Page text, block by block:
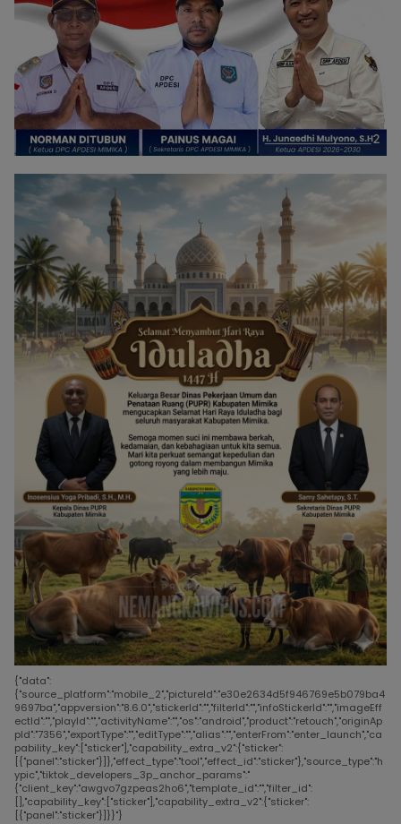
{"data":
{"source_platform":"mobile_2","pictureId":"e30e2634d5f946769e5b079ba4
9697ba","appversion":"8.6.0","stickerId":"","filterId":"","infoStickerId":"","imageEff
ectId":"","playId":"","activityName":"","os":"android","product":"retouch","originAp
pId":"7356","exportType":"","editType":"","alias":"","enterFrom":"enter_launch","ca
pability_key":["sticker"],"capability_extra_v2":{"sticker":
[{"panel":"sticker"}]},"effect_type":"tool","effect_id":"sticker"},"source_type":"h
ypic","tiktok_developers_3p_anchor_params":"
{"client_key":"awgvo7gzpeas2ho6","template_id":"","filter_id":
[],"capability_key":["sticker"],"capability_extra_v2":{"sticker":
[{"panel":"sticker"}]}}"}